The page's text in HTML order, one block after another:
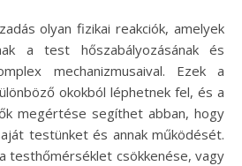
a test hőszabályozásának és
mechanizmusaival. Ezek a
okokból léphetnek fel, és a
megértése segíthet abban, hogy
testünket és annak működését.
testhőmérséklet csökkenése, vagy